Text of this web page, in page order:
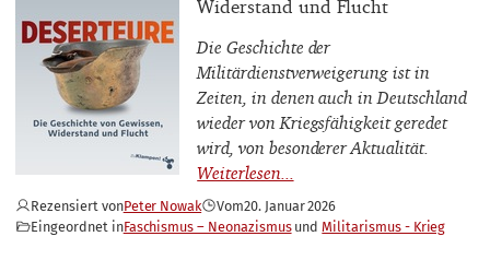
Widerstand und Flucht
Die Geschichte der
Militärdienstverweigerung ist in
Zeiten, in denen auch in Deutschland
wieder von Kriegsfähigkeit geredet
wird, von besonderer Aktualität.
Rezensiert vonPeter Nowak Vom20. Januar 2026
Eingeordnet inFaschismus – Neonazismus Militarismus - Krieg